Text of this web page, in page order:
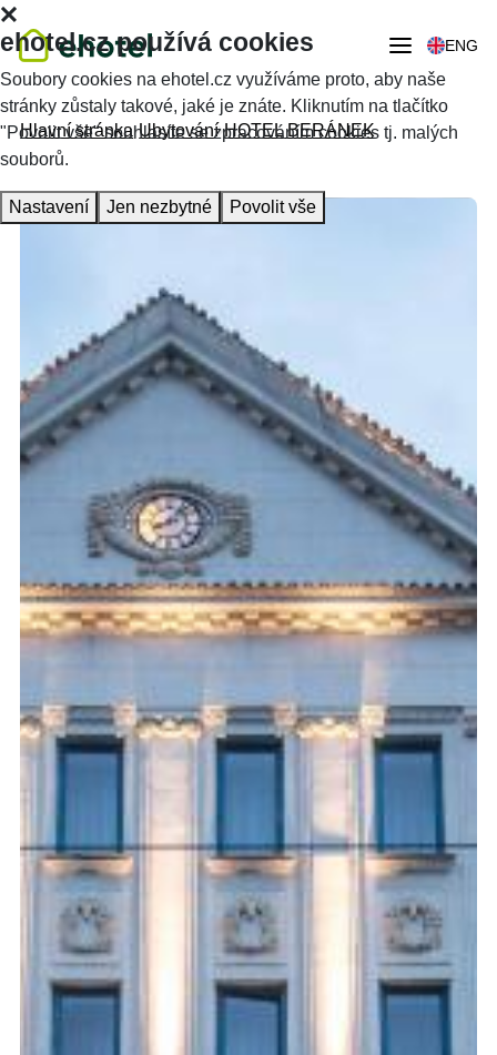
ENG
Hlavní stránka Ubytování HOTEL BERÁNEK
ehotel.cz používá cookies
Soubory cookies na ehotel.cz využíváme proto, aby naše
stránky zůstaly takové, jaké je znáte. Kliknutím na tlačítko
"Povolit vše" souhlasíte se zpracováním cookies tj. malých
souborů.
Nastavení Jen nezbytné Povolit vše